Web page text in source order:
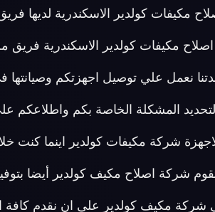
مكيفات كولدير الاسكندرية لديها
نعمل علي توصيل اجهزتكم وصيانتها
المشكلة الخاصة بكم واطلاعكم
شركة مكيفات كولدير اينما
شركة اصلاح مكيف كولدير أيضا
شركة مكيف كولدير على ان نقدم كافة